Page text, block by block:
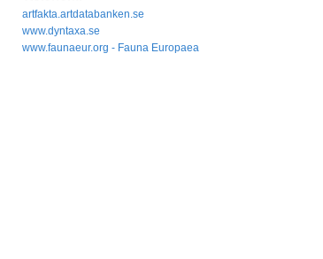
artfakta.artdatabanken.se
www.dyntaxa.se
www.faunaeur.org - Fauna Europaea